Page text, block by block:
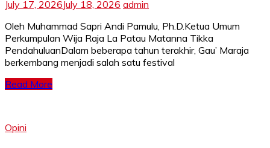
July 17, 2026July 18, 2026 admin
Oleh Muhammad Sapri Andi Pamulu, Ph.D.Ketua Umum
Perkumpulan Wija Raja La Patau Matanna Tikka
PendahuluanDalam beberapa tahun terakhir, Gau’ Maraja
berkembang menjadi salah satu festival
Read More
Opini